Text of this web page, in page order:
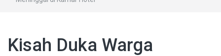
Kisah Duka Warga